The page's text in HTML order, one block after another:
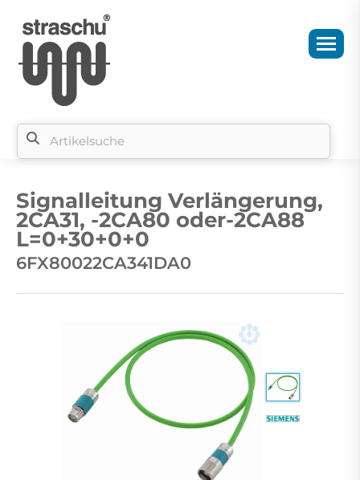
Signalleitung Verlängerung,
2CA31, -2CA80 oder-2CA88
L=0+30+0+0
6FX80022CA341DA0